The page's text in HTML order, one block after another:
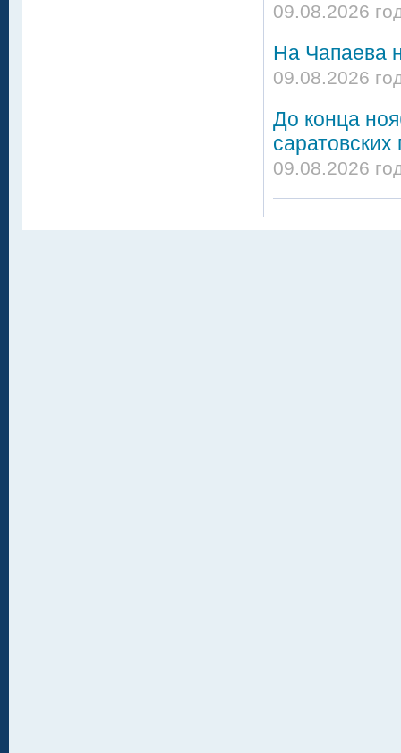
09.08.2026
На Чапаева
09.08.2026
До конца
09.08.2026